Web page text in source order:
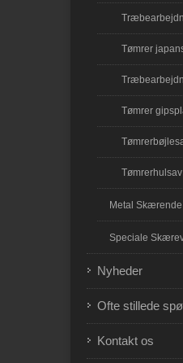
Tømrer
Tømrer
Tømrerhulsav
Metal
Speciale
Nyheder
Ofte stillede
Kontakt os